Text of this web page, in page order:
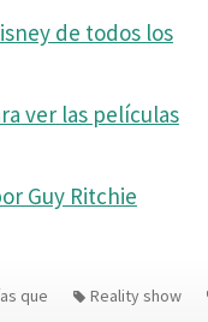
de todos los
ver las películas
Guy Ritchie
que Reality show